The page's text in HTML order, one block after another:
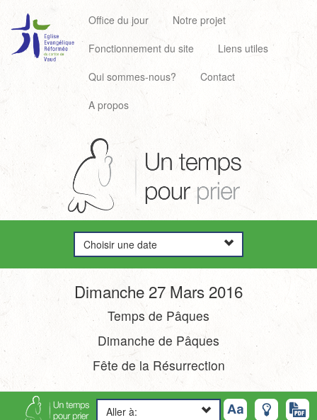
Office du jour
Notre projet
Fonctionnement du site
Liens utiles
Qui sommes-nous?
Contact
A propos
Choisir une date
Dimanche 27 Mars 2016
Temps de Pâques
Dimanche de Pâques
Fête de la Résurrection
Aller à: